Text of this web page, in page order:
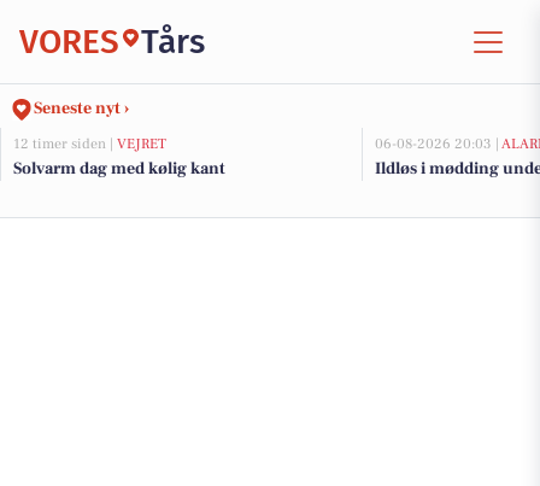
VORES Tårs
Seneste nyt ›
12 timer siden | VEJRET
Solvarm dag med kølig kant
06-08-2026 20:03 |
Ildløs i mødding